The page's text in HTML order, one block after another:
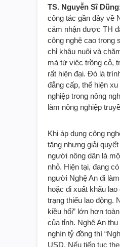
TS. Nguyễn Sĩ
công tác gần đây về
cảm nhận được TH
công nghệ cao trong
chỉ khâu nuôi và
mà từ việc trồng cỏ,
rất hiện đại. Đó là
đẳng cấp, thể hiện
nghiệp trong nông
làm nông nghiệp
Khi áp dụng công
tăng nhưng giải
người nông dân là
nhỏ. Hiện tại, đang
người Nghệ An đi
hoặc đi xuất khẩu
trạng thiếu lao động.
kiều hối” lớn hơn
của tỉnh. Nghệ An
nghìn tỷ đồng thì
USD. Nếu tiếp tục